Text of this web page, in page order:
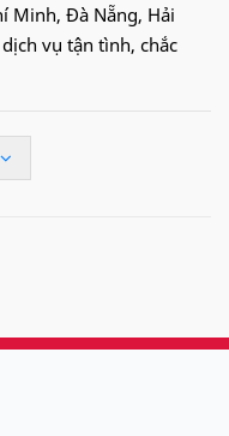
Minh, Đà Nẵng, Hải
vụ tận tình, chắc
trợ nhanh